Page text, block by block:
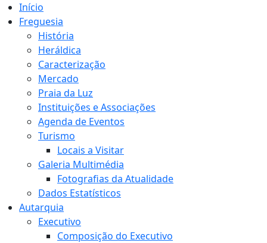
Início
Freguesia
História
Heráldica
Caracterização
Mercado
Praia da Luz
Instituições e Associações
Agenda de Eventos
Turismo
Locais a Visitar
Galeria Multimédia
Fotografias da Atualidade
Dados Estatísticos
Autarquia
Executivo
Composição do Executivo